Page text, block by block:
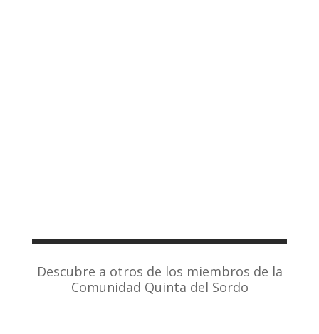
Descubre a otros de los miembros de la
Comunidad Quinta del Sordo